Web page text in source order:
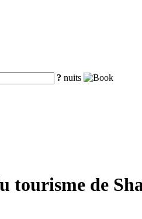
? nuits
tourisme de